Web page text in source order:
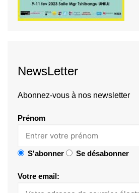
NewsLetter
Abonnez-vous à nos newsletter
Prénom
S'abonner Se désabonner
Votre email: